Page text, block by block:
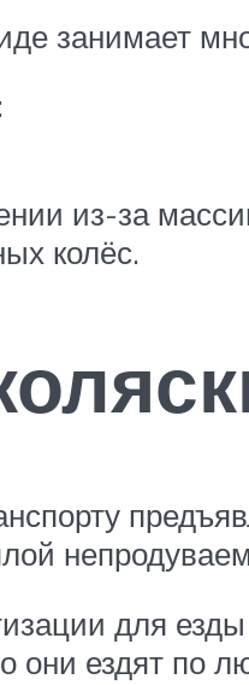
занимает
из-за
колёс.
для
они ездят